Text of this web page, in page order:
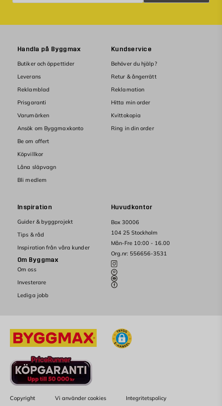
Huvudkontor
Box 30006
104 25 Stockholm
Mån-Fre 10:00 - 16.00
Org.nr: 556656-3531
Handla på Byggmax
Butiker och öppettider
Leverans
Reklamblad
Prisgaranti
Varumärken
Ansök om Byggmaxkonto
Be om offert
Köpvillkor
Låna släpvagn
Bli medlem
Kundservice
Behöver du hjälp?
Retur & ångerrätt
Reklamation
Hitta min order
Kvittokopia
Ring in din order
Inspiration
Guider & byggprojekt
Tips & råd
Inspiration från våra kunder
Om Byggmax
Om oss
Investerare
Lediga jobb
Copyright Vi använder cookies Integritetspolicy